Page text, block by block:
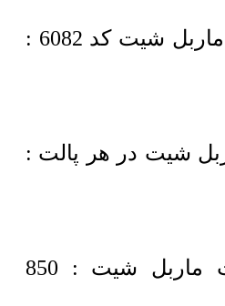
وزن هر ورق ماربل شیت کد 6082 :
شیت در هر پالت :
وزن هر پالت ماربل شیت : 850